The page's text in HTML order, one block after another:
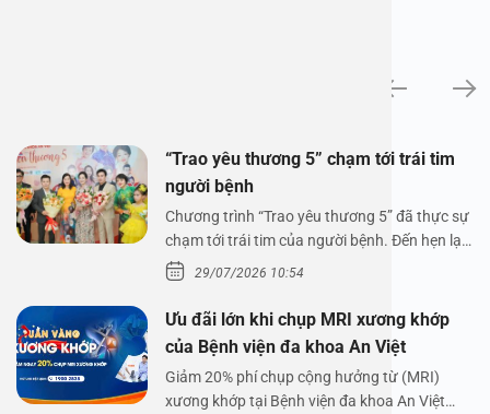
“Trao yêu thương 5” chạm tới trái tim
người bệnh
Chương trình “Trao yêu thương 5” đã thực sự
chạm tới trái tim của người bệnh. Đến hẹn lại
lên,…29/07/2026 10:54
Ưu đãi lớn khi chụp MRI xương khớp
của Bệnh viện đa khoa An Việt
Giảm 20% phí chụp cộng hưởng từ (MRI)
xương khớp tại Bệnh viện đa khoa An Việt